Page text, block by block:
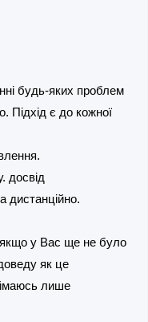
будь-яких проблем
Підхід є до кожної
досвід
дистанційно.
у Вас ще не було
як це
лише